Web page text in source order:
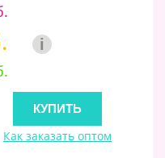
i
Как заказать оптом